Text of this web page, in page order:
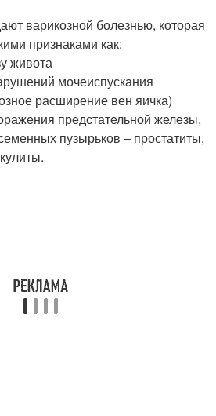
варикозной болезнью, которая
признаками как:
живота
мочеиспускания
расширение вен яичка)
предстательной железы,
пузырьков – простатиты,